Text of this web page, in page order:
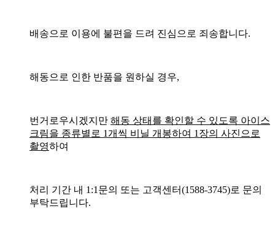
배송으로 이용에 불편을 드려 진심으로 죄송합니다.
해동으로 인한 반품을 원하실 경우,
번거로우시겠지만 해동 상태를 확인할 수 있도록 아이스
크림을 종류별로 1개씩 비닐 개봉하여 1장의 사진으로
촬영하여
처리 기간 내 1:1문의 또는 고객센터(1588-3745)로 문의
부탁드립니다.